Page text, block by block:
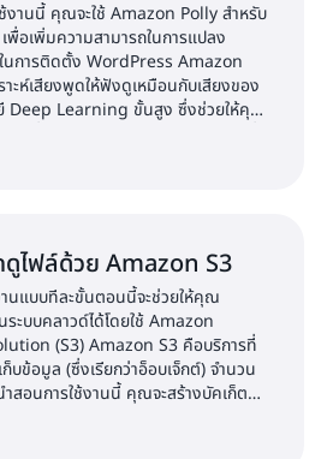
งานนี้ คุณจะใช้ Amazon Polly สำหรับ
อเพิ่มความสามารถในการแปลง
นการติดตั้ง WordPress Amazon
ะห์เสียงพูดให้ฟังดูเหมือนกับเสียงของ
Deep Learning ขั้นสูง ซึ่งช่วยให้คุณ
ย่างที่ไม่เคยมีมาก่อน
ดูไฟล์ด้วย Amazon S3
นแบบทีละขั้นตอนนี้จะช่วยให้คุณ
ระบบคลาวด์ได้โดยใช้ Amazon
(S3) Amazon S3 คือบริการที่
บข้อมูล (ซึ่งเรียกว่าอ็อบเจ็กต์) จำนวน
สอนการใช้งานนี้ คุณจะสร้างบัคเก็ต